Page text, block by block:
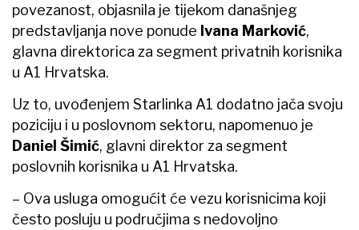
povezanost, objasnila je tijekom današnjeg
predstavljanja nove ponude Ivana Marković,
glavna direktorica za segment privatnih korisnika
u A1 Hrvatska.
Uz to, uvođenjem Starlinka A1 dodatno jača svoju
poziciju i u poslovnom sektoru, napomenuo je
Daniel Šimić, glavni direktor za segment
poslovnih korisnika u A1 Hrvatska.
– Ova usluga omogućit će vezu korisnicima koji
često posluju u područjima s nedovoljno